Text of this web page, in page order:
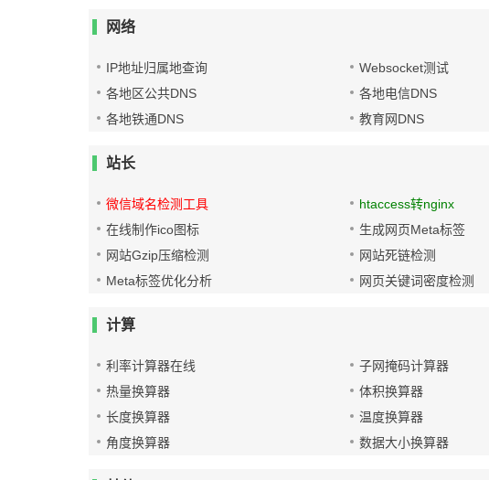
网络
IP地址归属地查询 Websocket测试
各地区公共DNS
各地电信DNS
各地铁通DNS
教育网DNS
站长
微信域名检测工具 htaccess转nginx
在线制作ico图标
生成网页Meta标签
网站Gzip压缩检测
网站死链检测
Meta标签优化分析
网页关键词密度检测
计算
利率计算器在线 子网掩码计算器
热量换算器
体积换算器
长度换算器
温度换算器
角度换算器
数据大小换算器